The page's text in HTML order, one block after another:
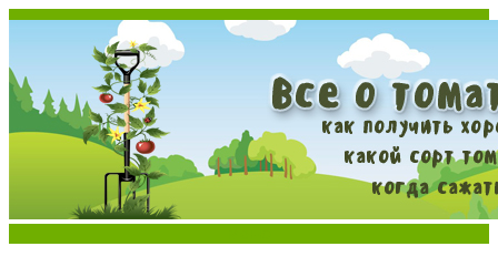
Все о томатах. Выращивание томатов. Сорта и рассада.
Выращивание и уход за томатами